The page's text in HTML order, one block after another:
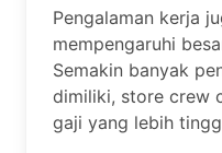
Pengalaman kerja
mempengaruhi
Semakin banyak
dimiliki, store crew
gaji yang lebih